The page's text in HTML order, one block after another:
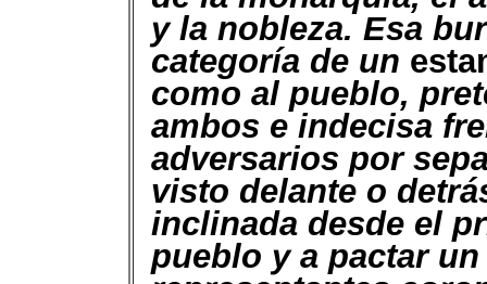
y la nobleza. Esa
categoría de un
como al pueblo,
ambos e indecisa
adversarios por
visto delante o
inclinada desde el
pueblo y a pactar